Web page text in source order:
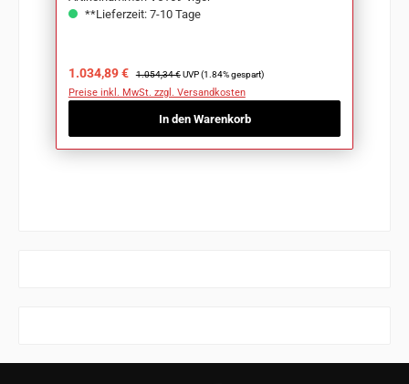
**Lieferzeit: 7-10 Tage
Verkaufspreis:
1.034,89 € Regulärer Preis:
1.054,34 € UVP (1.84% gespart)
Preise inkl. MwSt. zzgl. Versandkosten
In den Warenkorb